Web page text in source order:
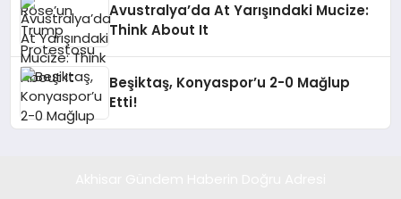
Avustralya’da At Yarışındaki Mucize:
Think About It
Beşiktaş, Konyaspor’u 2-0 Mağlup
Etti!